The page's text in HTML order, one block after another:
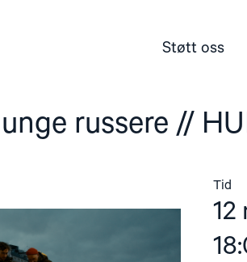
Støtt oss
russere //
Tid
12